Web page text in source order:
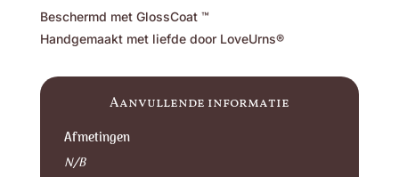
Beschermd met GlossCoat ™
Handgemaakt met liefde door LoveUrns®
Aanvullende informatie
Afmetingen
N/B